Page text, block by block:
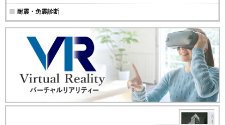
耐震・免震診断